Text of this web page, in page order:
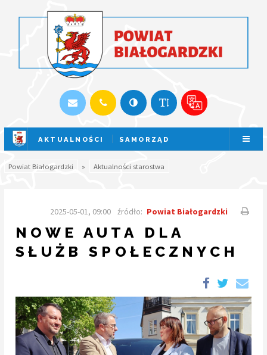
AKTUALNOŚCI SAMORZĄD
SESJA NA ŻYWO
Powiat Białogardzki » Aktualności starostwa
2025-05-01, 09:00 źródło: Powiat Białogardzki
NOWE AUTA DLA
SŁUŻB SPOŁECZNYCH